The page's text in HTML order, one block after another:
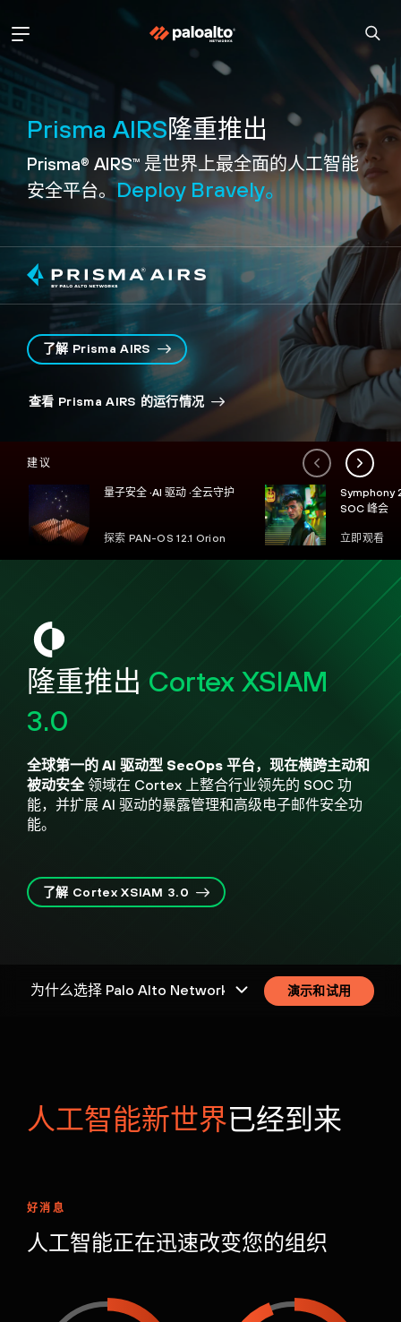
Prisma AIRS隆重推出
Prisma® AIRS™ 是世界上最全面的人工智能
安全平台。Deploy Bravely。
了解 Prisma AIRS
查看 Prisma AIRS 的运行情况
建议
量子安全 ·AI 驱动 ·全云守护
探索 PAN-OS 12.1 Orion
Symphony
SOC 峰会
立即观看
隆重推出 Cortex XSIAM
3.0
全球第一的 AI 驱动型 SecOps 平台，现在横跨主动和
被动安全领域在 Cortex 上整合行业领先的 SOC 功
能，并扩展 AI 驱动的暴露管理和高级电子邮件安全功
能。
了解 Cortex XSIAM 3.0
演示和试用
人工智能新世界已经到来
好消息
人工智能正在迅速改变您的组织